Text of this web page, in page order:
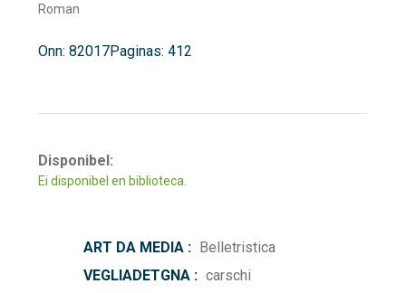
Roman
Onn: 82017Paginas: 412
Disponibel:
Ei disponibel en biblioteca.
ART DA MEDIA : Belletristica
VEGLIADETGNA : carschi